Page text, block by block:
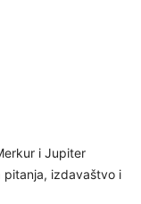
i Jupiter
izdavaštvo i